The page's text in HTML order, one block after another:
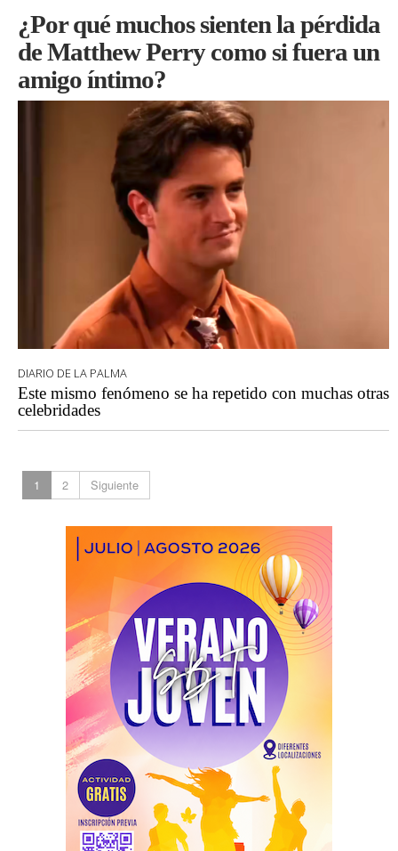
¿Por qué muchos sienten la pérdida
de Matthew Perry como si fuera un
amigo íntimo?
DIARIO DE LA PALMA
Este mismo fenómeno se ha repetido con muchas otras
celebridades
1 2 Siguiente